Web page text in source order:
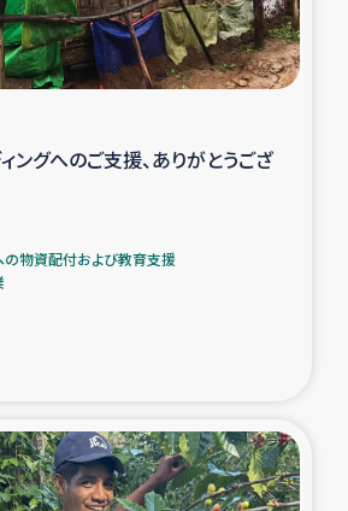
漁業復興支援
ターン・ボランティア日誌
者への食料支援と農家生産支援
おける被災住民への緊急支援
ングへのご支援、ありがとうござ
物資配付および教育支援